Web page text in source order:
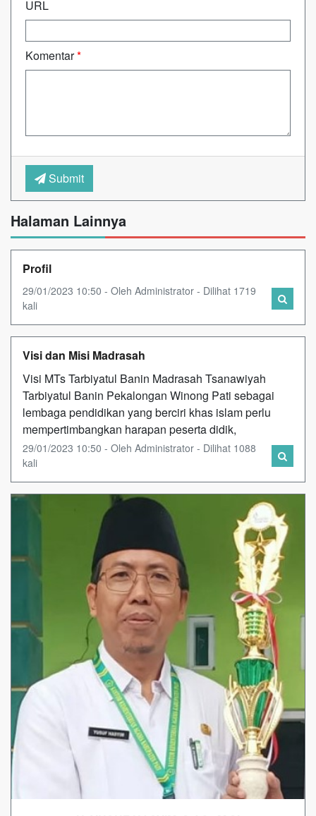
URL
Komentar*
Submit
Halaman Lainnya
Profil
29/01/2023 10:50 - Oleh Administrator - Dilihat 1719
kali
Visi dan Misi Madrasah
Visi MTs Tarbiyatul Banin Madrasah Tsanawiyah
Tarbiyatul Banin Pekalongan Winong Pati sebagai
lembaga pendidikan yang berciri khas islam perlu
mempertimbangkan harapan peserta didik,
29/01/2023 10:50 - Oleh Administrator - Dilihat 1088
kali